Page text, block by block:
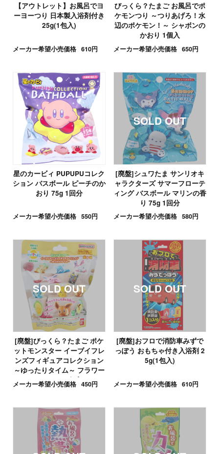
【アウトレット】お風呂でヨ
ーヨーつり 日本製入浴剤付き
25g(1包入)
メーカー希望小売価格 610円
びっくら？たまご お風呂でポ
ケモンつり ～つりあげろ！水
辺のポケモン！～ シャボンの
かおり 1個入
メーカー希望小売価格 650円
星のカービィ PUPUPUコレク
ション バスボール ピーチのか
おり 75g 1回分
メーカー希望小売価格 550円
[廃盤]シュワたま サンリオキ
ャラクターズ サマーフローテ
ィング バスボール マリンの香
り 75g 1回分
メーカー希望小売価格 580円
[廃盤]びっくら？たまご ポケ
ットモンスター イーブイフレ
ンズフィギュアコレクション
～ゆったりタイム～ フラワー
のかおり 1個入
メーカー希望小売価格 450円
[廃盤]おフロで消防車みずで
っぽう おもちゃ付き入浴剤 2
5g(1包入)
メーカー希望小売価格 610円